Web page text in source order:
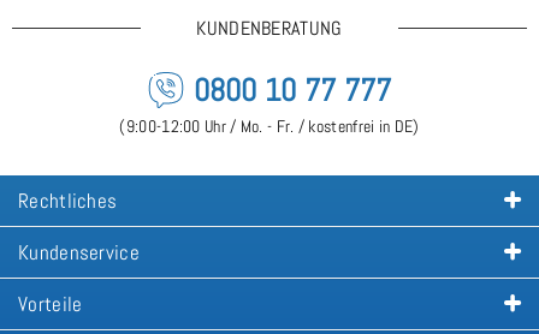
KUNDENBERATUNG
0800 10 77 777
(9:00-12:00 Uhr / Mo. - Fr. / kostenfrei in DE)
Rechtliches
Kundenservice
Vorteile